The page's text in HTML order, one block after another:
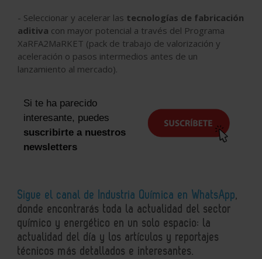
- Seleccionar y acelerar las tecnologías de fabricación
aditiva con mayor potencial a través del Programa
XaRFA2MaRKET (pack de trabajo de valorización y
aceleración o pasos intermedios antes de un
lanzamiento al mercado).
Si te ha parecido
interesante, puedes
suscribirte a nuestros
newsletters
Sigue el canal de Industria Química en WhatsApp,
donde encontrarás toda la actualidad del sector
químico y energético en un solo espacio: la
actualidad del día y los artículos y reportajes
técnicos más detallados e interesantes.